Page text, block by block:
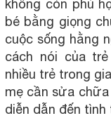
không còn phù
bé bằng giọng
cuộc sống hằng
cách nói của
nhiều trẻ trong
mẹ cần sửa
diễn dẫn đến tình